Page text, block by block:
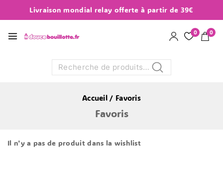
Livraison mondial relay offerte à partir de 39€
0 0
Recherche
Accueil / Favoris
Favoris
Il n'y a pas de produit dans la wishlist